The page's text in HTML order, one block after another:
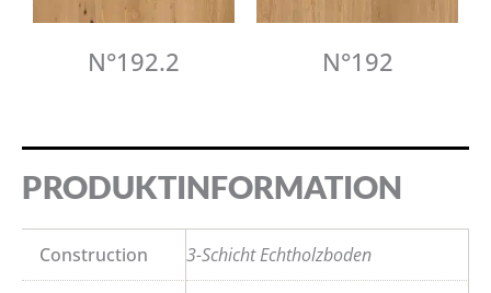
N°192.2 N°192
PRODUKTINFORMATION
Construction 3-Schicht Echtholzboden